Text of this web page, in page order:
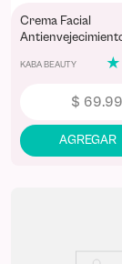
Crema Facial
KABA BEAUTY ★
$ 69.